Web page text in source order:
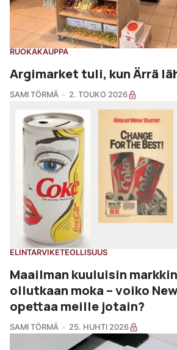
RUOKAKAUPPA
Argimarket tuli, kun Ärrä
SAMI TÖRMÄ 2. TOUKO 2026
ELINTARVIKETEOLLISUUS
Maailman kuuluisin
ollutkaan moka – voiko
opettaa meille jotain?
SAMI TÖRMÄ 25. HUHTI 2026